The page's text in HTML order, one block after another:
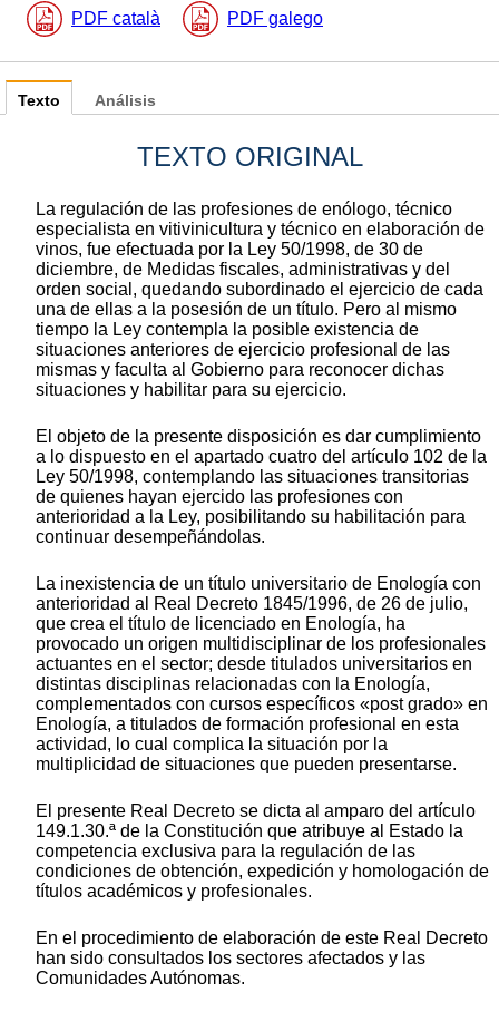
PDF català PDF galego
Texto
TEXTO ORIGINAL
La regulación de las profesiones de enólogo, técnico
especialista en vitivinicultura y técnico en elaboración de
vinos, fue efectuada por la Ley 50/1998, de 30 de
diciembre, de Medidas fiscales, administrativas y del
orden social, quedando subordinado el ejercicio de cada
una de ellas a la posesión de un título. Pero al mismo
tiempo la Ley contempla la posible existencia de
situaciones anteriores de ejercicio profesional de las
mismas y faculta al Gobierno para reconocer dichas
situaciones y habilitar para su ejercicio.
El objeto de la presente disposición es dar cumplimiento
a lo dispuesto en el apartado cuatro del artículo 102 de la
Ley 50/1998, contemplando las situaciones transitorias
de quienes hayan ejercido las profesiones con
anterioridad a la Ley, posibilitando su habilitación para
continuar desempeñándolas.
La inexistencia de un título universitario de Enología con
anterioridad al Real Decreto 1845/1996, de 26 de julio,
que crea el título de licenciado en Enología, ha
provocado un origen multidisciplinar de los profesionales
actuantes en el sector; desde titulados universitarios en
distintas disciplinas relacionadas con la Enología,
complementados con cursos específicos «post grado» en
Enología, a titulados de formación profesional en esta
actividad, lo cual complica la situación por la
multiplicidad de situaciones que pueden presentarse.
El presente Real Decreto se dicta al amparo del artículo
149.1.30.ª de la Constitución que atribuye al Estado la
competencia exclusiva para la regulación de las
condiciones de obtención, expedición y homologación de
títulos académicos y profesionales.
En el procedimiento de elaboración de este Real Decreto
han sido consultados los sectores afectados y las
Comunidades Autónomas.
Análisis